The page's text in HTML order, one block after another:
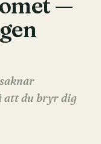
—
att du bryr dig